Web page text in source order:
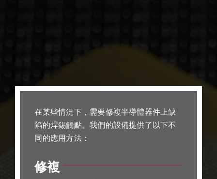
在某些情況下，需要修複半導體器件上缺
陷的焊錫觸點。我們的設備提供了以下不
同的應用方法：
修複